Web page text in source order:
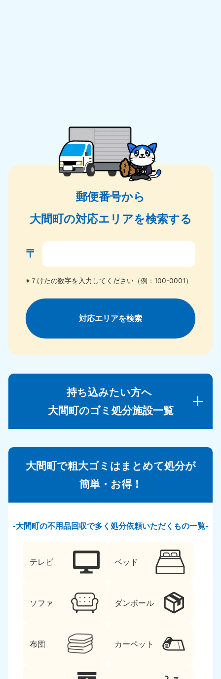
郵便番号から
大間町の対応エリアを検索する
〒
※７けたの数字を入力してください（例：100-0001）
対応エリアを検索
持ち込みたい方へ
大間町のゴミ処分施設一覧
大間町で粗大ゴミはまとめて処分が
簡単・お得！
大間町の不用品回収で多く処分依頼いただくもの一覧
テレビ ベッド
ソファ ダンボール
布団 カーペット